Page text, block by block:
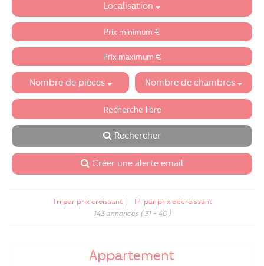
Localisation
Nombre de pièces Nombre de chambres
Rechercher
Créer une alerte email
Tri par prix croissant |
Tri par prix décroissant
143 annonces ( 31 - 40 )
Appartement